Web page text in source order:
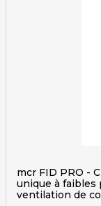
mcr FID PRO -
unique à faibles
ventilation de